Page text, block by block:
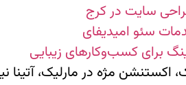
سایت در کرج
سئو امیدیفای
برای کسب‌وکارهای زیبایی
مژه در مارلیک، آتینا